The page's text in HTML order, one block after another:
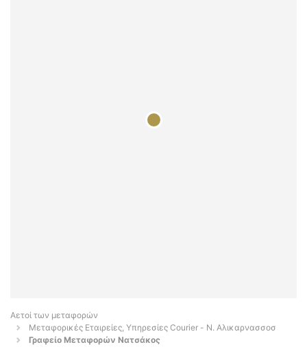
Αετοί των μεταφορών
Μεταφορικές Εταιρείες, Υπηρεσίες Courier - Ν. Αλικαρνασσοσ
Γραφείο Μεταφορών Νατσάκος